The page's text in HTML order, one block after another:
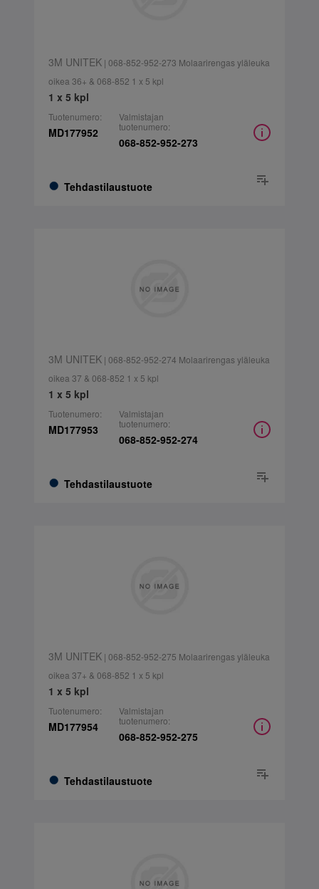
3M UNITEK| 068-852-952-273 Molaarirengas yläleuka
oikea 36+ & 068-852 1 x 5 kpl
1 x 5 kpl
Tuotenumero:
MD177952
Tehdastilaustuote
Valmistajan
tuotenumero:
068-852-952-273
3M UNITEK| 068-852-952-274 Molaarirengas yläleuka
oikea 37 & 068-852 1 x 5 kpl
1 x 5 kpl
Tuotenumero:
MD177953
Tehdastilaustuote
Valmistajan
tuotenumero:
068-852-952-274
3M UNITEK| 068-852-952-275 Molaarirengas yläleuka
oikea 37+ & 068-852 1 x 5 kpl
1 x 5 kpl
Tuotenumero:
MD177954
Tehdastilaustuote
Valmistajan
tuotenumero:
068-852-952-275